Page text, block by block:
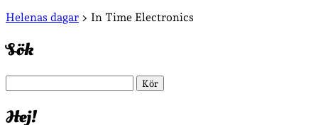
Sidopanel
Helenas dagar > In Time Electronics
Sök
Hej!